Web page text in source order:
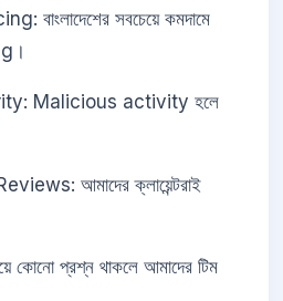
সবচেয়ে কমদামে
Malicious activity হলে
আমাদের ক্লায়েন্টরাই
কোনো প্রশ্ন থাকলে আমাদের টিম